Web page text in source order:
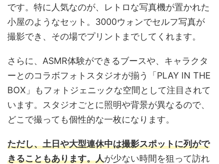
です。特に人気なのが、レトロな写真機が置かれた
小屋のようなセット。3000ウォンでセルフ写真が
撮影でき、その場でプリントまでしてくれます。
さらに、ASMR体験ができるブースや、キャラクタ
ーとのコラボフォトスタジオが揃う「PLAY IN THE
BOX」もフォトジェニックな空間として注目されて
います。スタジオごとに照明や背景が異なるので、
どこで撮っても個性的な一枚になります。
ただし、土日や大型連休中は撮影スポットに列がで
きることもあります。人が少ない時間を狙って訪れ